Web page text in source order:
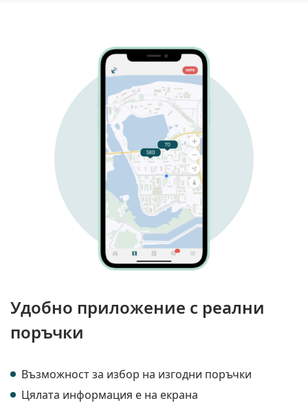
Удобно приложение с реални
поръчки
Възможност за избор на изгодни поръчки
Цялата информация е на екрана